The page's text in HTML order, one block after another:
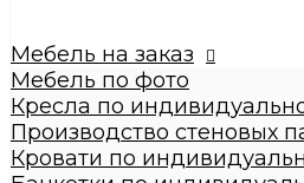
Производство стеновых
Кровати по
Банкетки по
Купить диваны по
Стулья по
Мебель на заказ
Мебель по фото
Кресла по
Производство стеновых
Кровати по